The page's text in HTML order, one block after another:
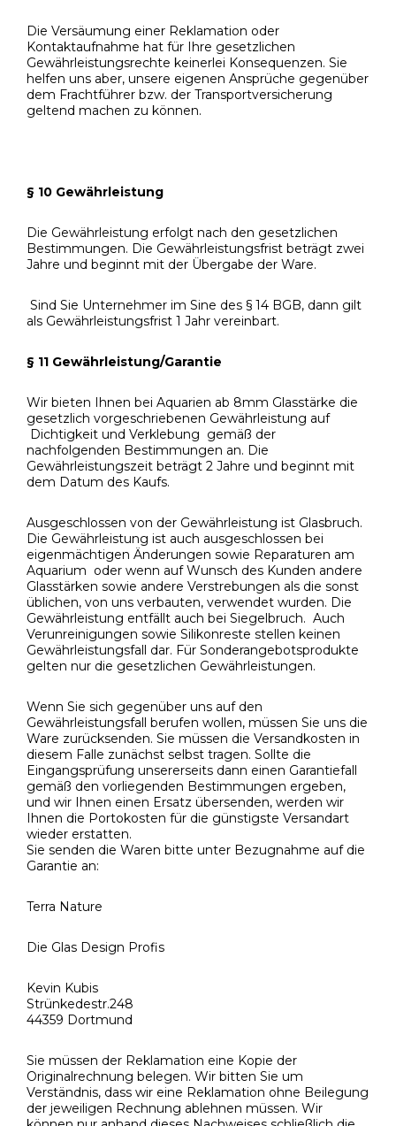
Die Versäumung einer Reklamation oder
Kontaktaufnahme hat für Ihre gesetzlichen
Gewährleistungsrechte keinerlei Konsequenzen. Sie
helfen uns aber, unsere eigenen Ansprüche gegenüber
dem Frachtführer bzw. der Transportversicherung
geltend machen zu können.
§ 10 Gewährleistung
Die Gewährleistung erfolgt nach den gesetzlichen
Bestimmungen. Die Gewährleistungsfrist beträgt zwei
Jahre und beginnt mit der Übergabe der Ware.
Sind Sie Unternehmer im Sine des § 14 BGB, dann gilt
als Gewährleistungsfrist 1 Jahr vereinbart.
§ 11 Gewährleistung/Garantie
Wir bieten Ihnen bei Aquarien ab 8mm Glasstärke die
gesetzlich vorgeschriebenen Gewährleistung auf
Dichtigkeit und Verklebung gemäß der
nachfolgenden Bestimmungen an. Die
Gewährleistungszeit beträgt 2 Jahre und beginnt mit
dem Datum des Kaufs.
Ausgeschlossen von der Gewährleistung ist Glasbruch.
Die Gewährleistung ist auch ausgeschlossen bei
eigenmächtigen Änderungen sowie Reparaturen am
Aquarium oder wenn auf Wunsch des Kunden andere
Glasstärken sowie andere Verstrebungen als die sonst
üblichen, von uns verbauten, verwendet wurden. Die
Gewährleistung entfällt auch bei Siegelbruch. Auch
Verunreinigungen sowie Silikonreste stellen keinen
Gewährleistungsfall dar. Für Sonderangebotsprodukte
gelten nur die gesetzlichen Gewährleistungen.
Wenn Sie sich gegenüber uns auf den
Gewährleistungsfall berufen wollen, müssen Sie uns die
Ware zurücksenden. Sie müssen die Versandkosten in
diesem Falle zunächst selbst tragen. Sollte die
Eingangsprüfung unsererseits dann einen Garantiefall
gemäß den vorliegenden Bestimmungen ergeben,
und wir Ihnen einen Ersatz übersenden, werden wir
Ihnen die Portokosten für die günstigste Versandart
wieder erstatten.
Sie senden die Waren bitte unter Bezugnahme auf die
Garantie an:
Terra Nature
Die Glas Design Profis
Kevin Kubis
Strünkedestr.248
44359 Dortmund
Sie müssen der Reklamation eine Kopie der
Originalrechnung belegen. Wir bitten Sie um
Verständnis, dass wir eine Reklamation ohne Beilegung
der jeweiligen Rechnung ablehnen müssen. Wir